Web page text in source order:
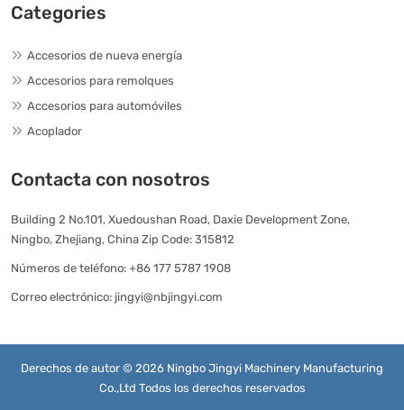
Categories
Accesorios de nueva energía
Accesorios para remolques
Accesorios para automóviles
Acoplador
Contacta con nosotros
Building 2 No.101, Xuedoushan Road, Daxie Development Zone,
Ningbo, Zhejiang, China Zip Code: 315812
Números de teléfono: +86 177 5787 1908
Correo electrónico: jingyi@nbjingyi.com
Derechos de autor © 2026 Ningbo Jingyi Machinery Manufacturing
Co.,Ltd Todos los derechos reservados